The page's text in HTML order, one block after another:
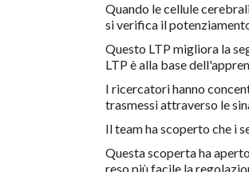
Quando le cellule
si verifica il
Questo LTP migliora la
LTP è alla base
I ricercatori hanno
trasmessi attraverso le
Il team ha scoperto che i
Questa scoperta ha
reso più facile la